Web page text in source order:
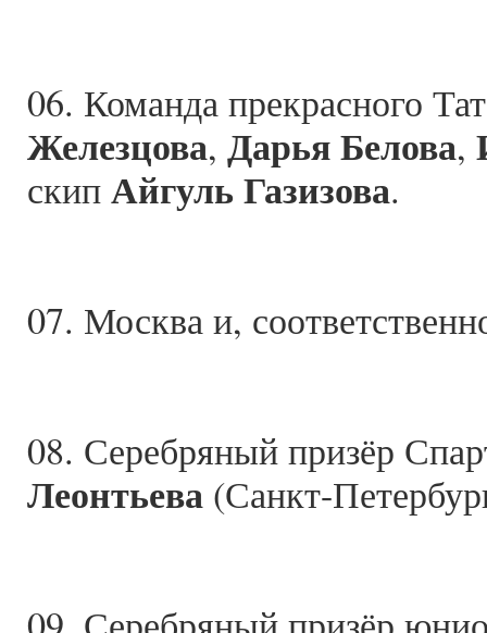
06. Команда прекрасного
Железцова, Дарья Белова,
скипАйгуль Газизова.
07. Москва и,
08. Серебряный призёр
Леонтьева (Санкт-